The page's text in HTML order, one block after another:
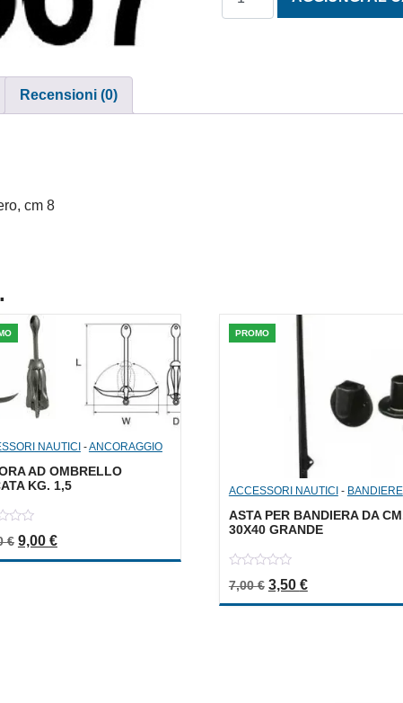
Recensioni (0)
cm 8
NAUTICI -ANCORAGGIO
AD OMBRELLO
KG. 1,5
€ Il prezzo originale era: 18,00 €.
9,00 €Il prezzo attuale è: 9,00 €.
PROMO
ACCESSORI NAUTICI - BANDIERE
ASTA PER BANDIERA DA
30X40 GRANDE
out
7,00€ Il prezzo originale
3,50 €Il prezzo